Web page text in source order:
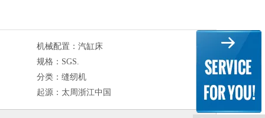
机械配置： 汽缸床
规格： SGS.
分类： 缝纫机
起源： 太周浙江中国